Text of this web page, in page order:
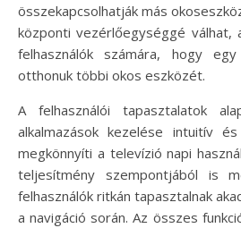
összekapcsolhatják más
központi vezérlőegységgé válhat,
felhasználók számára, hogy
otthonuk többi okos eszközét.
A felhasználói tapasztalatok
alkalmazások kezelése intuitív
megkönnyíti a televízió napi
teljesítmény szempontjából is
felhasználók ritkán tapasztalnak
a navigáció során. Az összes